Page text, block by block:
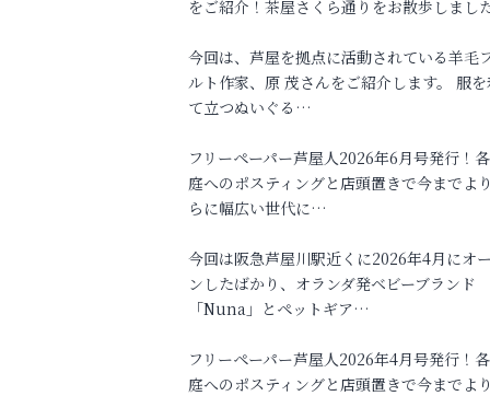
をご紹介！茶屋さくら通りをお散歩しまし
今回は、芦屋を拠点に活動されている羊毛
ルト作家、原 茂さんをご紹介します。 服を
て立つぬいぐる…
フリーペーパー芦屋人2026年6月号発行！
庭へのポスティングと店頭置きで今までよ
らに幅広い世代に…
今回は阪急芦屋川駅近くに2026年4月にオ
ンしたばかり、オランダ発ベビーブランド
「Nuna」とペットギア…
フリーペーパー芦屋人2026年4月号発行！
庭へのポスティングと店頭置きで今までよ